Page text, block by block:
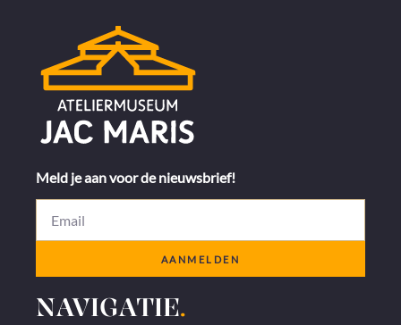
Meld je aan voor de nieuwsbrief!
AANMELDEN
NAVIGATIE.